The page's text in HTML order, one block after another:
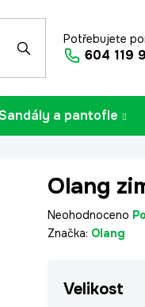
Potřebujete
604 119
a pantofle
Olang
Průměrné
hodnocení
0,0
Neohodnoceno
Značka: Olang
Velikost